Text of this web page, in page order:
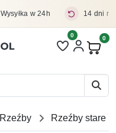
Wysyłka w 24h 14 dni
Liczba pozycji
0 0
Rzeźby Rzeźby stare